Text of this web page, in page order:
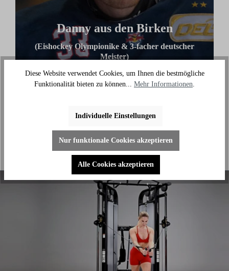
Danny aus den Birken
(Eishockey Olympionike & 3-facher deutscher
Meister)
"Ich benutze das Bike jeden Tag und es hilft mir
außerhalb des Eises an meiner Fitness zu arbeiten."
Diese Website verwendet Cookies, um Ihnen die bestmögliche
Funktionalität bieten zu können... Mehr Informationen
Individuelle Einstellungen
Nur funktionale Cookies akzeptieren
Alle Cookies akzeptieren